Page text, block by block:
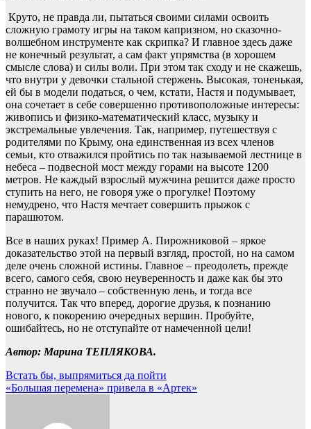
Круто, не правда ли, пытаться своими силами освоить
сложную грамоту игры на таком капризном, но сказочно-
волшебном инструменте как скрипка? И главное здесь даже
не конечный результат, а сам факт упрямства (в хорошем
смысле слова) и силы воли. При этом так сходу и не скажешь,
что внутри у девочки стальной стержень. Высокая, тоненькая,
ей бы в модели податься, о чем, кстати, Настя и подумывает,
она сочетает в себе совершенно противоположные интересы:
живопись и физико-математический класс, музыку и
экстремальные увлечения. Так, например, путешествуя с
родителями по Крыму, она единственная из всех членов
семьи, кто отважился пройтись по так называемой лестнице в
небеса – подвесной мост между горами на высоте 1200
метров. Не каждый взрослый мужчина решится даже просто
ступить на него, не говоря уже о прогулке! Поэтому
немудрено, что Настя мечтает совершить прыжок с
парашютом.
Все в наших руках! Пример А. Пирожниковой – яркое
доказательство этой на первый взгляд, простой, но на самом
деле очень сложной истины. Главное – преодолеть, прежде
всего, самого себя, свою неуверенность и даже как бы это
странно не звучало – собственную лень, и тогда все
получится. Так что вперед, дорогие друзья, к познанию
нового, к покорению очередных вершин. Пробуйте,
ошибайтесь, но не отступайте от намеченной цели!
Автор: Марина ТЕПЛЯКОВА.
Навигация
по
Встать бы, выпрямиться да пойти
«Большая перемена» привела в «Артек»